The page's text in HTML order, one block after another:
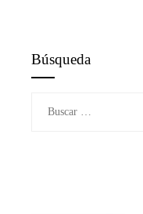
Búsqueda